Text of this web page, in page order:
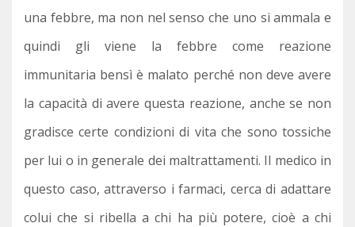
una febbre, ma non nel senso che uno si ammala e
quindi gli viene la febbre come reazione
immunitaria bensì è malato perché non deve avere
la capacità di avere questa reazione, anche se non
gradisce certe condizioni di vita che sono tossiche
per lui o in generale dei maltrattamenti. Il medico in
questo caso, attraverso i farmaci, cerca di adattare
colui che si ribella a chi ha più potere, cioè a chi